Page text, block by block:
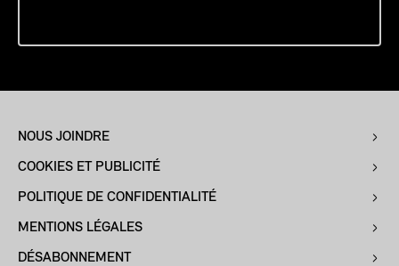
NOUS JOINDRE
COOKIES ET PUBLICITÉ
POLITIQUE DE CONFIDENTIALITÉ
MENTIONS LÉGALES
DÉSABONNEMENT